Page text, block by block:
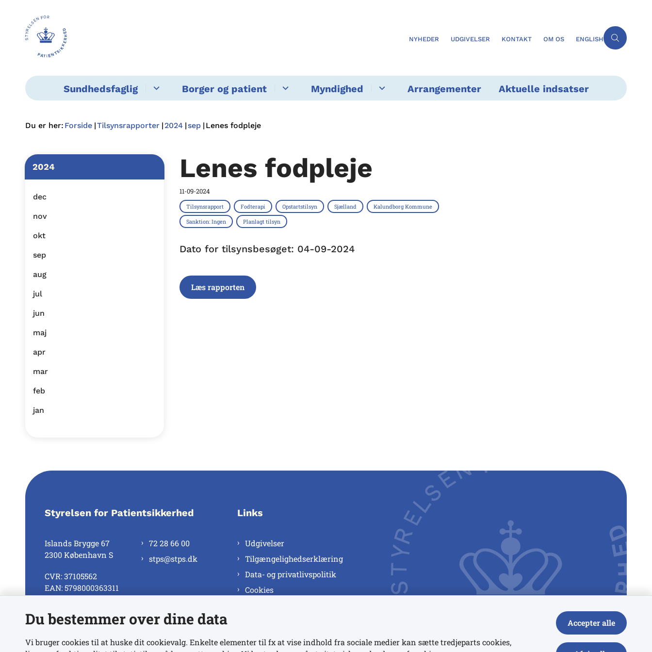
NYHEDER UDGIVELSER KONTAKT OM OS ENGLISH
Sundhedsfaglig Borger og patient Myndighed Arrangementer Aktuelle indsatser
Du er her: Forside Tilsynsrapporter 2024 sep Lenes fodpleje
2024
dec
nov
okt
sep
aug
jul
jun
maj
apr
mar
feb
jan
Lenes fodpleje
11-09-2024
Tilsynsrapport Fodterapi Opstartstilsyn Sjælland Kalundborg Kommune
Sanktion: Ingen Planlagt tilsyn
Dato for tilsynsbesøget: 04-09-2024
Læs rapporten
Styrelsen for Patientsikkerhed
Islands Brygge 67
2300 København S
CVR: 37105562
EAN: 5798000363311
72 28 66 00
stps@stps.dk
Se alle kontaktnumre
Links
Udgivelser
Tilgængelighedserklæring
Data- og privatlivspolitik
Cookies
Du bestemmer over dine data
Vi bruger cookies til at huske dit cookievalg. Enkelte elementer til fx at vise indhold fra sociale medier kan sætte tredjeparts cookies,
Accepter alle